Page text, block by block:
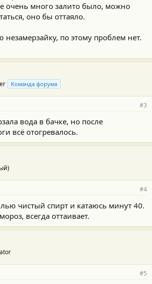
очень много залито было, можно
оно бы оттаяло.
незамерзайку, по этому проблем нет.
Команда форума
#3
вода в бачке, но после
всё отогревалось.
#4
лью чистый спирт и катаюсь минут 40.
всегда оттаивает.
#5